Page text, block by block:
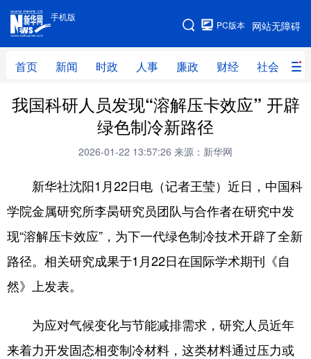
手机版
网站无障碍
PC版本
首页 新闻 时政 人事 廉政 财经 社会 科
手机版
网站地图
首页 新闻 时政 人事
财经 社会
体育 视频 直播 无人机
地方频道
浙江 安徽 福建 江西
我国科研人员发现“溶解压卡效应” 开辟
绿色制冷新路径
2026-01-22 13:57:26 来源：新华网
新华社沈阳1月22日电（记者王莹）近日，中国科
学院金属研究所李昺研究员团队与合作者在研究中发
现“溶解压卡效应”，为下一代绿色制冷技术开辟了全新
路径。相关研究成果于1月22日在国际学术期刊《自
然》上发表。
为应对气候变化与节能减排需求，研究人员近年
来着力开发固态相变制冷材料，这类材料通过压力或